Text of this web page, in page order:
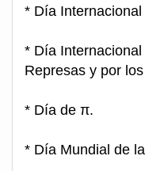
* Día
* Día
Represas y por
* Día de π.
* Día Mundial de